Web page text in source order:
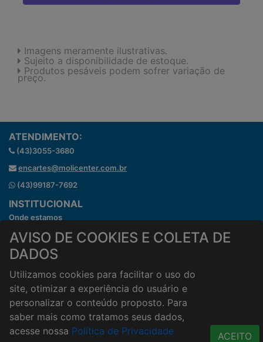
Imagens meramente ilustrativas.
Sujeito a disponibilidade de estoque.
Produtos pesáveis podem sofrer variação de
preço.
AVISO DE COOKIES E COLETA DE
DADOS
Utilizamos cookies para facilitar o uso do
site, otimizar a experiência do usuário e
personalizar o conteúdo proposto. Para
saber mais como tratamos seus dados,
acesse nossa Política de Privacidade ACEITO
ATENDIMENTO:
(43)3055-3680
encartes@molicenter.com.br
(43)99187-7692
INSTITUCIONAL
Onde estamos
Horários de atendimento
HORÁRIOS E ENTREGA
Horários de Entrega
Taxa de entrega
Cidades Atendidas
ACESSO RÁPIDO